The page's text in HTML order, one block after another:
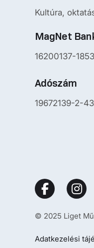
Kultúra,
MagNet
16200137-
Adószám
19672139-2-43
© 2025 Liget
Adatkezelési